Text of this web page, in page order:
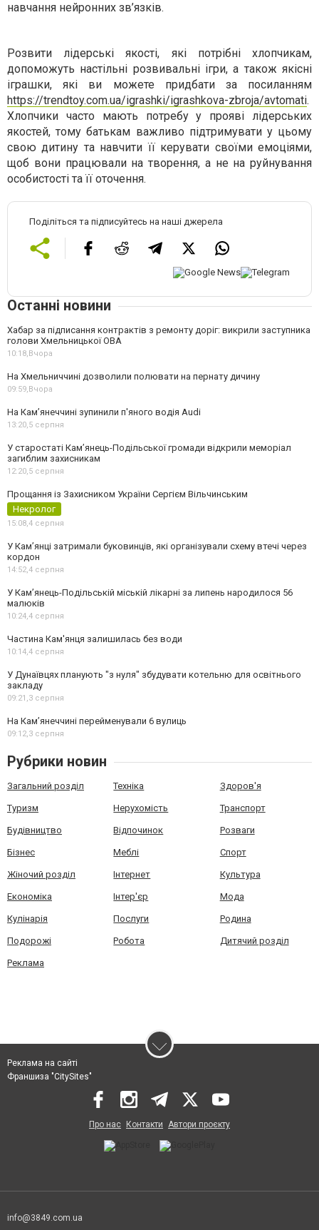
навчання нейронних зв’язків.
Розвити лідерські якості, які потрібні хлопчикам,
допоможуть настільні розвивальні ігри, а також якісні
іграшки, які ви можете придбати за посиланням
https://trendtoy.com.ua/igrashki/igrashkova-zbroja/avtomati.
Хлопчики часто мають потребу у прояві лідерських
якостей, тому батькам важливо підтримувати у цьому
свою дитину та навчити її керувати своїми емоціями,
щоб вони працювали на творення, а не на руйнування
особистості та її оточення.
Поділіться та підписуйтесь на наші джерела
Останні новини
Хабар за підписання контрактів з ремонту доріг: викрили заступника
голови Хмельницької ОВА
10:18,Вчора
На Хмельниччині дозволили полювати на пернату дичину
09:59,Вчора
На Камʼянеччині зупинили п'яного водія Audi
13:20,5 серпня
У старостаті Кам’янець-Подільської громади відкрили меморіал
загиблим захисникам
12:20,5 серпня
Прощання із Захисником України Сергієм Вільчинським
Некролог
15:08,4 серпня
У Кам’янці затримали буковинців, які організували схему втечі через
кордон
14:52,4 серпня
У Кам’янець-Подільській міській лікарні за липень народилося 56
малюків
10:24,4 серпня
Частина Кам'янця залишилась без води
10:14,4 серпня
У Дунаївцях планують "з нуля" збудувати котельню для освітнього
закладу
09:21,3 серпня
На Камʼянеччині перейменували 6 вулиць
09:12,3 серпня
Рубрики новин
Загальний розділ Техніка Здоров'я
Туризм Нерухомість Транспорт
Будівництво Відпочинок Розваги
Бізнес Меблі Спорт
Жіночий розділ Інтернет Культура
Економіка Інтер'єр Мода
Кулінарія Послуги Родина
Подорожі Робота Дитячий розділ
Реклама
Реклама на сайті
Франшиза "CitySites"
Про нас Контакти Автори проєкту
info@3849.com.ua